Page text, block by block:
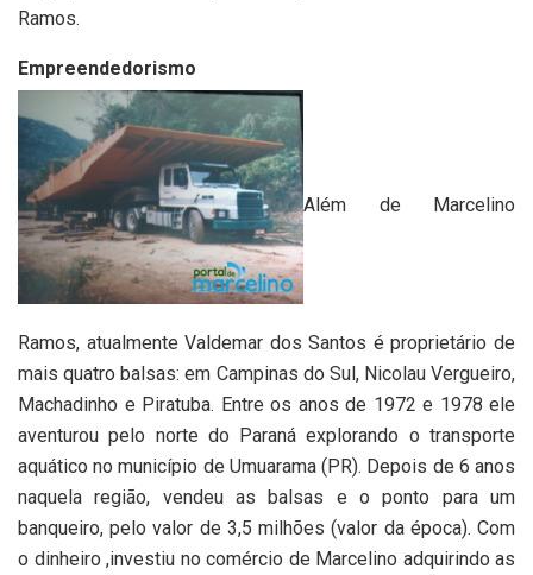
Ramos.
Empreendedorismo
Além de Marcelino
Ramos, atualmente Valdemar dos Santos é proprietário de
mais quatro balsas: em Campinas do Sul, Nicolau Vergueiro,
Machadinho e Piratuba. Entre os anos de 1972 e 1978 ele
aventurou pelo norte do Paraná explorando o transporte
aquático no município de Umuarama (PR). Depois de 6 anos
naquela região, vendeu as balsas e o ponto para um
banqueiro, pelo valor de 3,5 milhões (valor da época). Com
o dinheiro ,investiu no comércio de Marcelino adquirindo as